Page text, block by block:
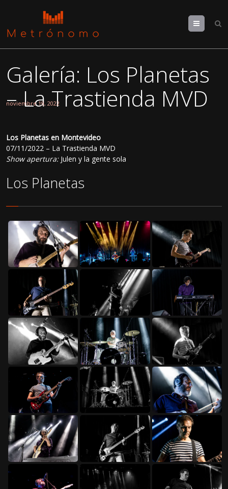
Menu
Galería: Los Planetas
– La Trastienda MVD
noviembre 19, 2022
Los Planetas en Montevideo
07/11/2022 – La Trastienda MVD
Show apertura:Julen y la gente sola
Los Planetas